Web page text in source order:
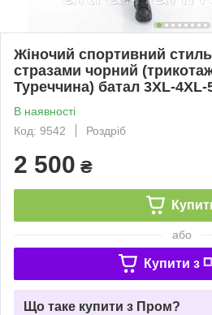
Жіночий спортивний
стразами чорний
Туреччина) батал 3XL-4XL-
В наявності
Код: 9542
Роздріб
2 500 ₴
або
Купити з
Що таке купити з Пром?